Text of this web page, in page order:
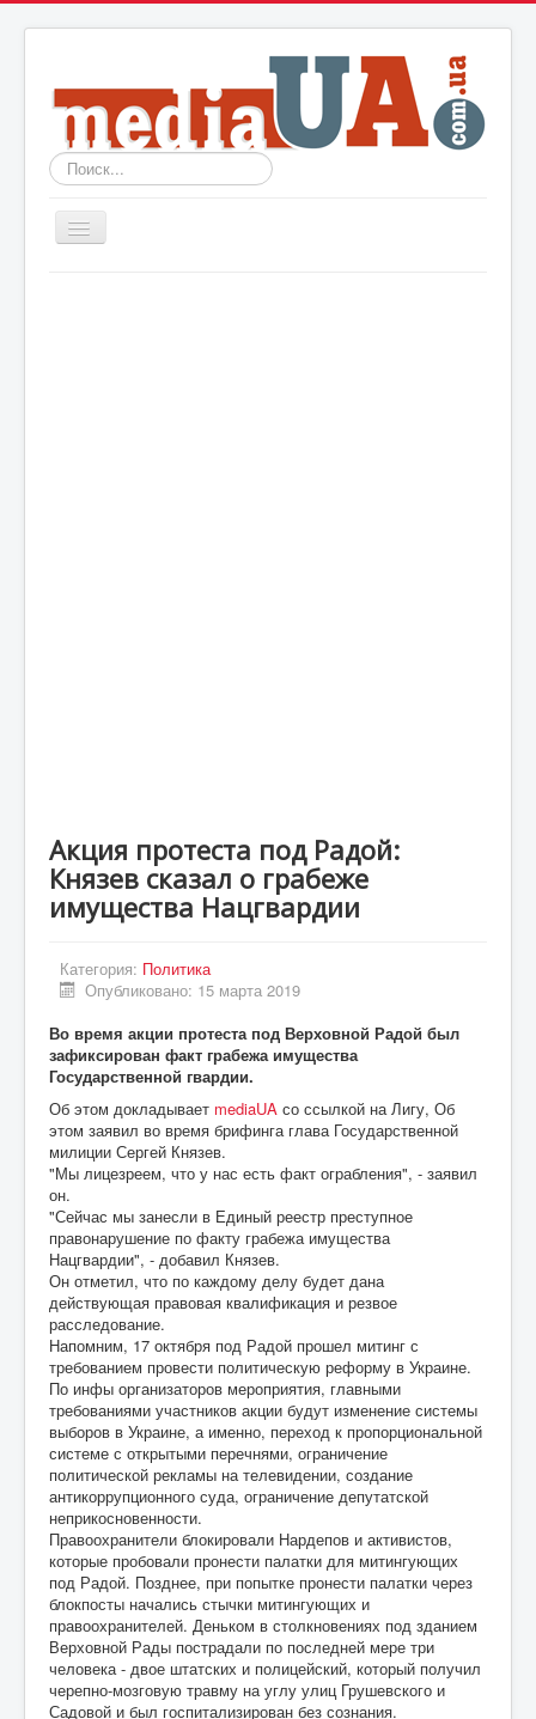
Искать...
Включить/
выключить
Происшествия
UA
DE
PL
Акция протеста под Радой:
Князев сказал о грабеже
имущества Нацгвардии
Категория: Политика
Опубликовано: 15 марта 2019
Во время акции протеста под Верховной Радой был
зафиксирован факт грабежа имущества
Государственной гвардии.
Об этом докладывает mediaUA со ссылкой на Лигу, Об
этом заявил во время брифинга глава Государственной
милиции Сергей Князев.
"Мы лицезреем, что у нас есть факт ограбления", - заявил
он.
"Сейчас мы занесли в Единый реестр преступное
правонарушение по факту грабежа имущества
Нацгвардии", - добавил Князев.
Он отметил, что по каждому делу будет дана
действующая правовая квалификация и резвое
расследование.
Напомним, 17 октября под Радой прошел митинг с
требованием провести политическую реформу в Украине.
По инфы организаторов мероприятия, главными
требованиями участников акции будут изменение системы
выборов в Украине, а именно, переход к пропорциональной
системе с открытыми перечнями, ограничение
политической рекламы на телевидении, создание
антикоррупционного суда, ограничение депутатской
неприкосновенности.
Правоохранители блокировали Нардепов и активистов,
которые пробовали пронести палатки для митингующих
под Радой. Позднее, при попытке пронести палатки через
блокпосты начались стычки митингующих и
правоохранителей. Деньком в столкновениях под зданием
Верховной Рады пострадали по последней мере три
человека - двое штатских и полицейский, который получил
черепно-мозговую травму на углу улиц Грушевского и
Садовой и был госпитализирован без сознания.